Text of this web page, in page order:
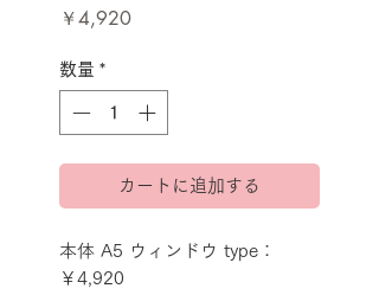
￥4,920価
数量 *
カートに追加する
本体 A5 ウィンドウ type：
￥4,920